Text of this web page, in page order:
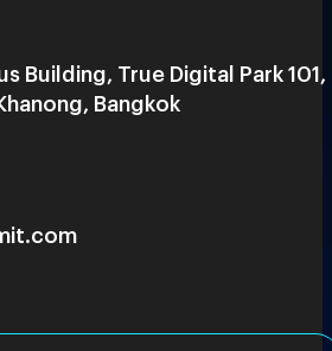
Building, True Digital Park 101,
Bangkok